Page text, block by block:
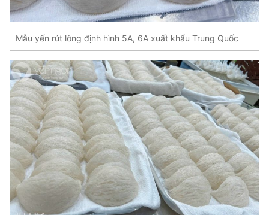
Mẫu yến rút lông định hình 5A, 6A xuất khẩu Trung Quốc